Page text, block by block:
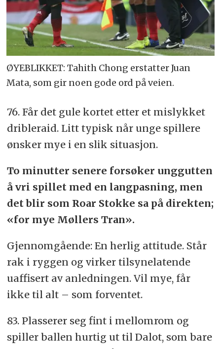
ØYEBLIKKET: Tahith Chong erstatter Juan
Mata, som gir noen gode ord på veien.
76. Får det gule kortet etter et mislykket
dribleraid. Litt typisk når unge spillere
ønsker mye i en slik situasjon.
To minutter senere forsøker unggutten
å vri spillet med en langpasning, men
det blir som Roar Stokke sa på direkten;
«for mye Møllers Tran».
Gjennomgående: En herlig attitude. Står
rak i ryggen og virker tilsynelatende
uaffisert av anledningen. Vil mye, får
ikke til alt – som forventet.
83. Plasserer seg fint i mellomrom og
spiller ballen hurtig ut til Dalot, som bare